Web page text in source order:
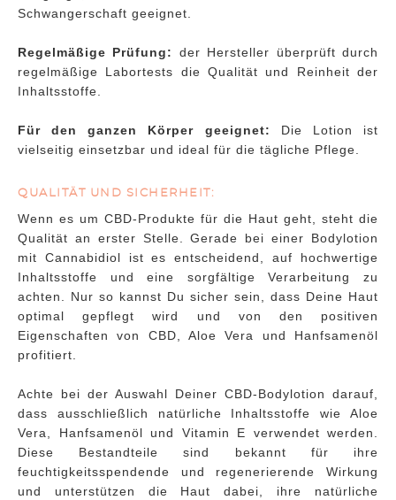
Schwangerschaft geeignet.
Regelmäßige Prüfung:
der Hersteller überprüft durch
regelmäßige Labortests die Qualität und Reinheit der
Inhaltsstoffe.
Für den ganzen Körper geeignet: Die Lotion ist
vielseitig einsetzbar und ideal für die tägliche Pflege.
QUALITÄT UND SICHERHEIT:
Wenn es um CBD-Produkte für die Haut geht, steht die
Qualität an erster Stelle. Gerade bei einer Bodylotion
mit Cannabidiol ist es entscheidend, auf hochwertige
Inhaltsstoffe und eine sorgfältige Verarbeitung zu
achten. Nur so kannst Du sicher sein, dass Deine Haut
optimal gepflegt wird und von den positiven
Eigenschaften von CBD, Aloe Vera und Hanfsamenöl
profitiert.
Achte bei der Auswahl Deiner CBD-Bodylotion darauf,
dass ausschließlich natürliche Inhaltsstoffe wie Aloe
Vera, Hanfsamenöl und Vitamin E verwendet werden.
Diese Bestandteile sind bekannt für ihre
feuchtigkeitsspendende und regenerierende Wirkung
und unterstützen die Haut dabei, ihre natürliche